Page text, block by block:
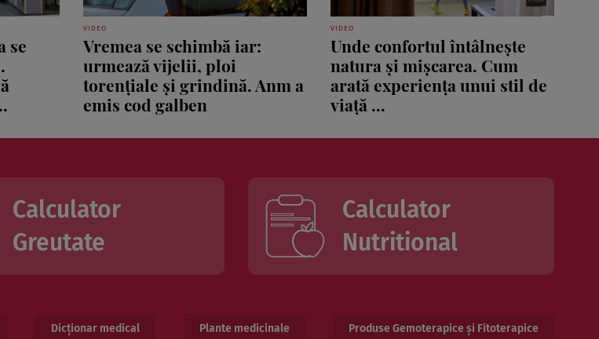
se
VIDEO
Vremea se schimbă iar:
urmează vijelii, ploi
torențiale și grindină. Anm a
emis cod galben
VIDEO
Unde confortul întâlnește
natura și mișcarea. Cum
arată experiența unui stil de
viață ...
Calculator
Greutate
Calculator
Nutritional
Dicționar medical Plante medicinale Produse Gemoterapice și Fitoterapice